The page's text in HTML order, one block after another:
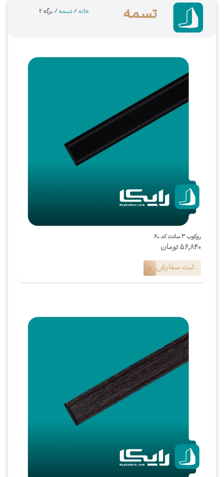
تسمه خانه/تسمه/ برگه 2
روکوب ۳ سانت کد ۶۰
56,840تومان
ثبت سفارش